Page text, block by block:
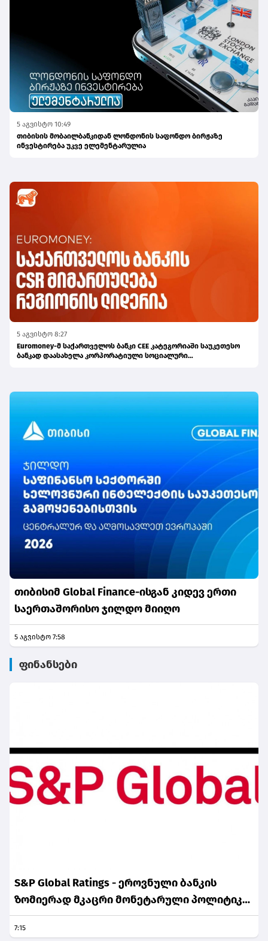
5 აგვისტო 10:49
თიბისის მობაილბანკიდან ლონდონის საფონდო ბირჟაზე
ინვესტირება უკვე ელემენტარულია
5 აგვისტო 8:27
Euromoney-მ საქართველოს ბანკი CEE კატეგორიაში საუკეთესო
ბანკად დაასახელა კორპორატიული სოციალური
თიბისიმ Global Finance-ისგან კიდევ ერთი
საერთაშორისო ჯილდო მიიღო
5 აგვისტო 7:58
ფინანსები
S&P Global Ratings - ეროვნული ბანკის
ზომიერად მკაცრი მონეტარული პოლიტიკა
ინფლაციური მოლოდინების სათანადო
დონეზე შენარჩუნებას უწყობს ხელს
7:15